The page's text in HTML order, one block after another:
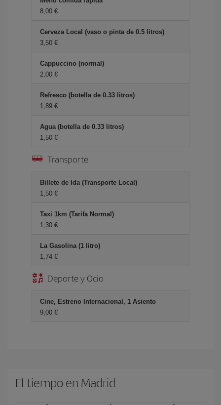
8,00 €
Cerveza Local (vaso o pinta de 0.5 litros)
3,50 €
Cappuccino (normal)
2,00 €
Refresco (botella de 0.33 litros)
1,89 €
Agua (botella de 0.33 litros)
1,50 €
Transporte
Billete de Ida (Transporte Local)
1,50 €
Taxi 1km (Tarifa Normal)
1,30 €
La Gasolina (1 litro)
1,74 €
Deporte y Ocio
Cine, Estreno Internacional, 1 Asiento
9,00 €
El tiempo en Madrid